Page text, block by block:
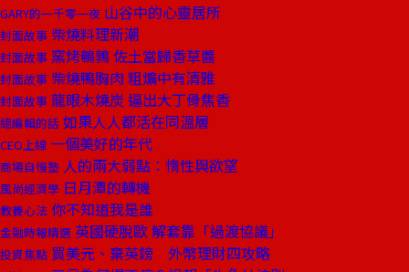
GARY的一千零一夜 山谷中的心靈居所
封面故事 柴燒料理新潮
封面故事 窯烤鵪鶉 佐土當歸香草醬
封面故事 柴燒鴨胸肉 粗爌中有清雅
封面故事 龍眼木燒炭 逼出大丁骨焦香
總編輯的話 如果人人都活在同溫層
CEO上線 一個美好的年代
商場自慢塾 人的兩大弱點：惰性與欲望
風尚經濟學 日月潭的轉機
教養心法 你不知道我是誰
金融時報精選 英國硬脫歐 解套靠「過渡協議」
投資焦點 買美元、棄英鎊 外幣理財四攻略